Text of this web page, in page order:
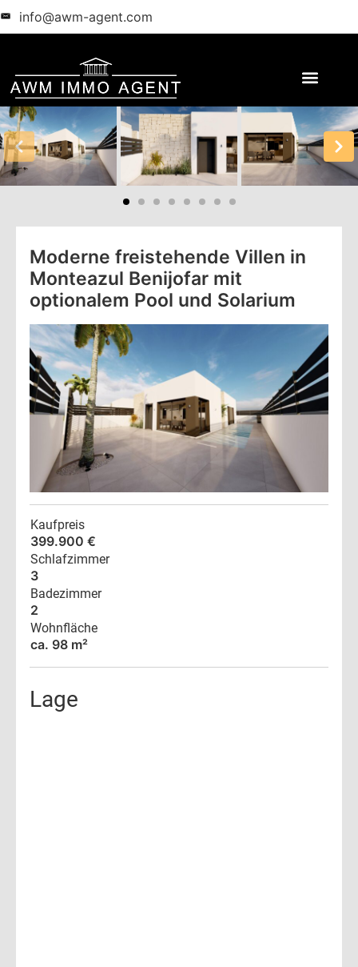
info@awm-agent.com
Moderne freistehende Villen in
Monteazul Benijofar mit
optionalem Pool und Solarium
Kaufpreis
399.900 €
Schlafzimmer
3
Badezimmer
2
Wohnfläche
ca. 98 m²
Lage